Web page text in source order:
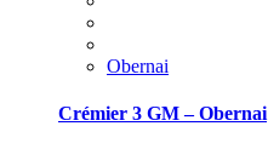
Obernai
Crémier 3 GM – Obernai